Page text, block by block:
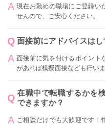
現在お勤めの職場にご登録い
せんので、ご安心ください。
面接前にアドバイスはし
面接前に気を付けるポイント
があれば模擬面接なども行いま
在職中で転職するかを
できますか？
ご相談だけでも大歓迎です！